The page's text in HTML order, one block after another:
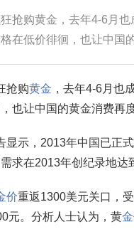
抢购黄金，去年4-6月
在低价徘徊，也让中国
抢购黄金 ，去年4-6月也
也让中国的黄金消费再
显示，2013年中国已正
求在2013年创纪录地达
价重返1300美元关口，
元。分析人士认为，黄